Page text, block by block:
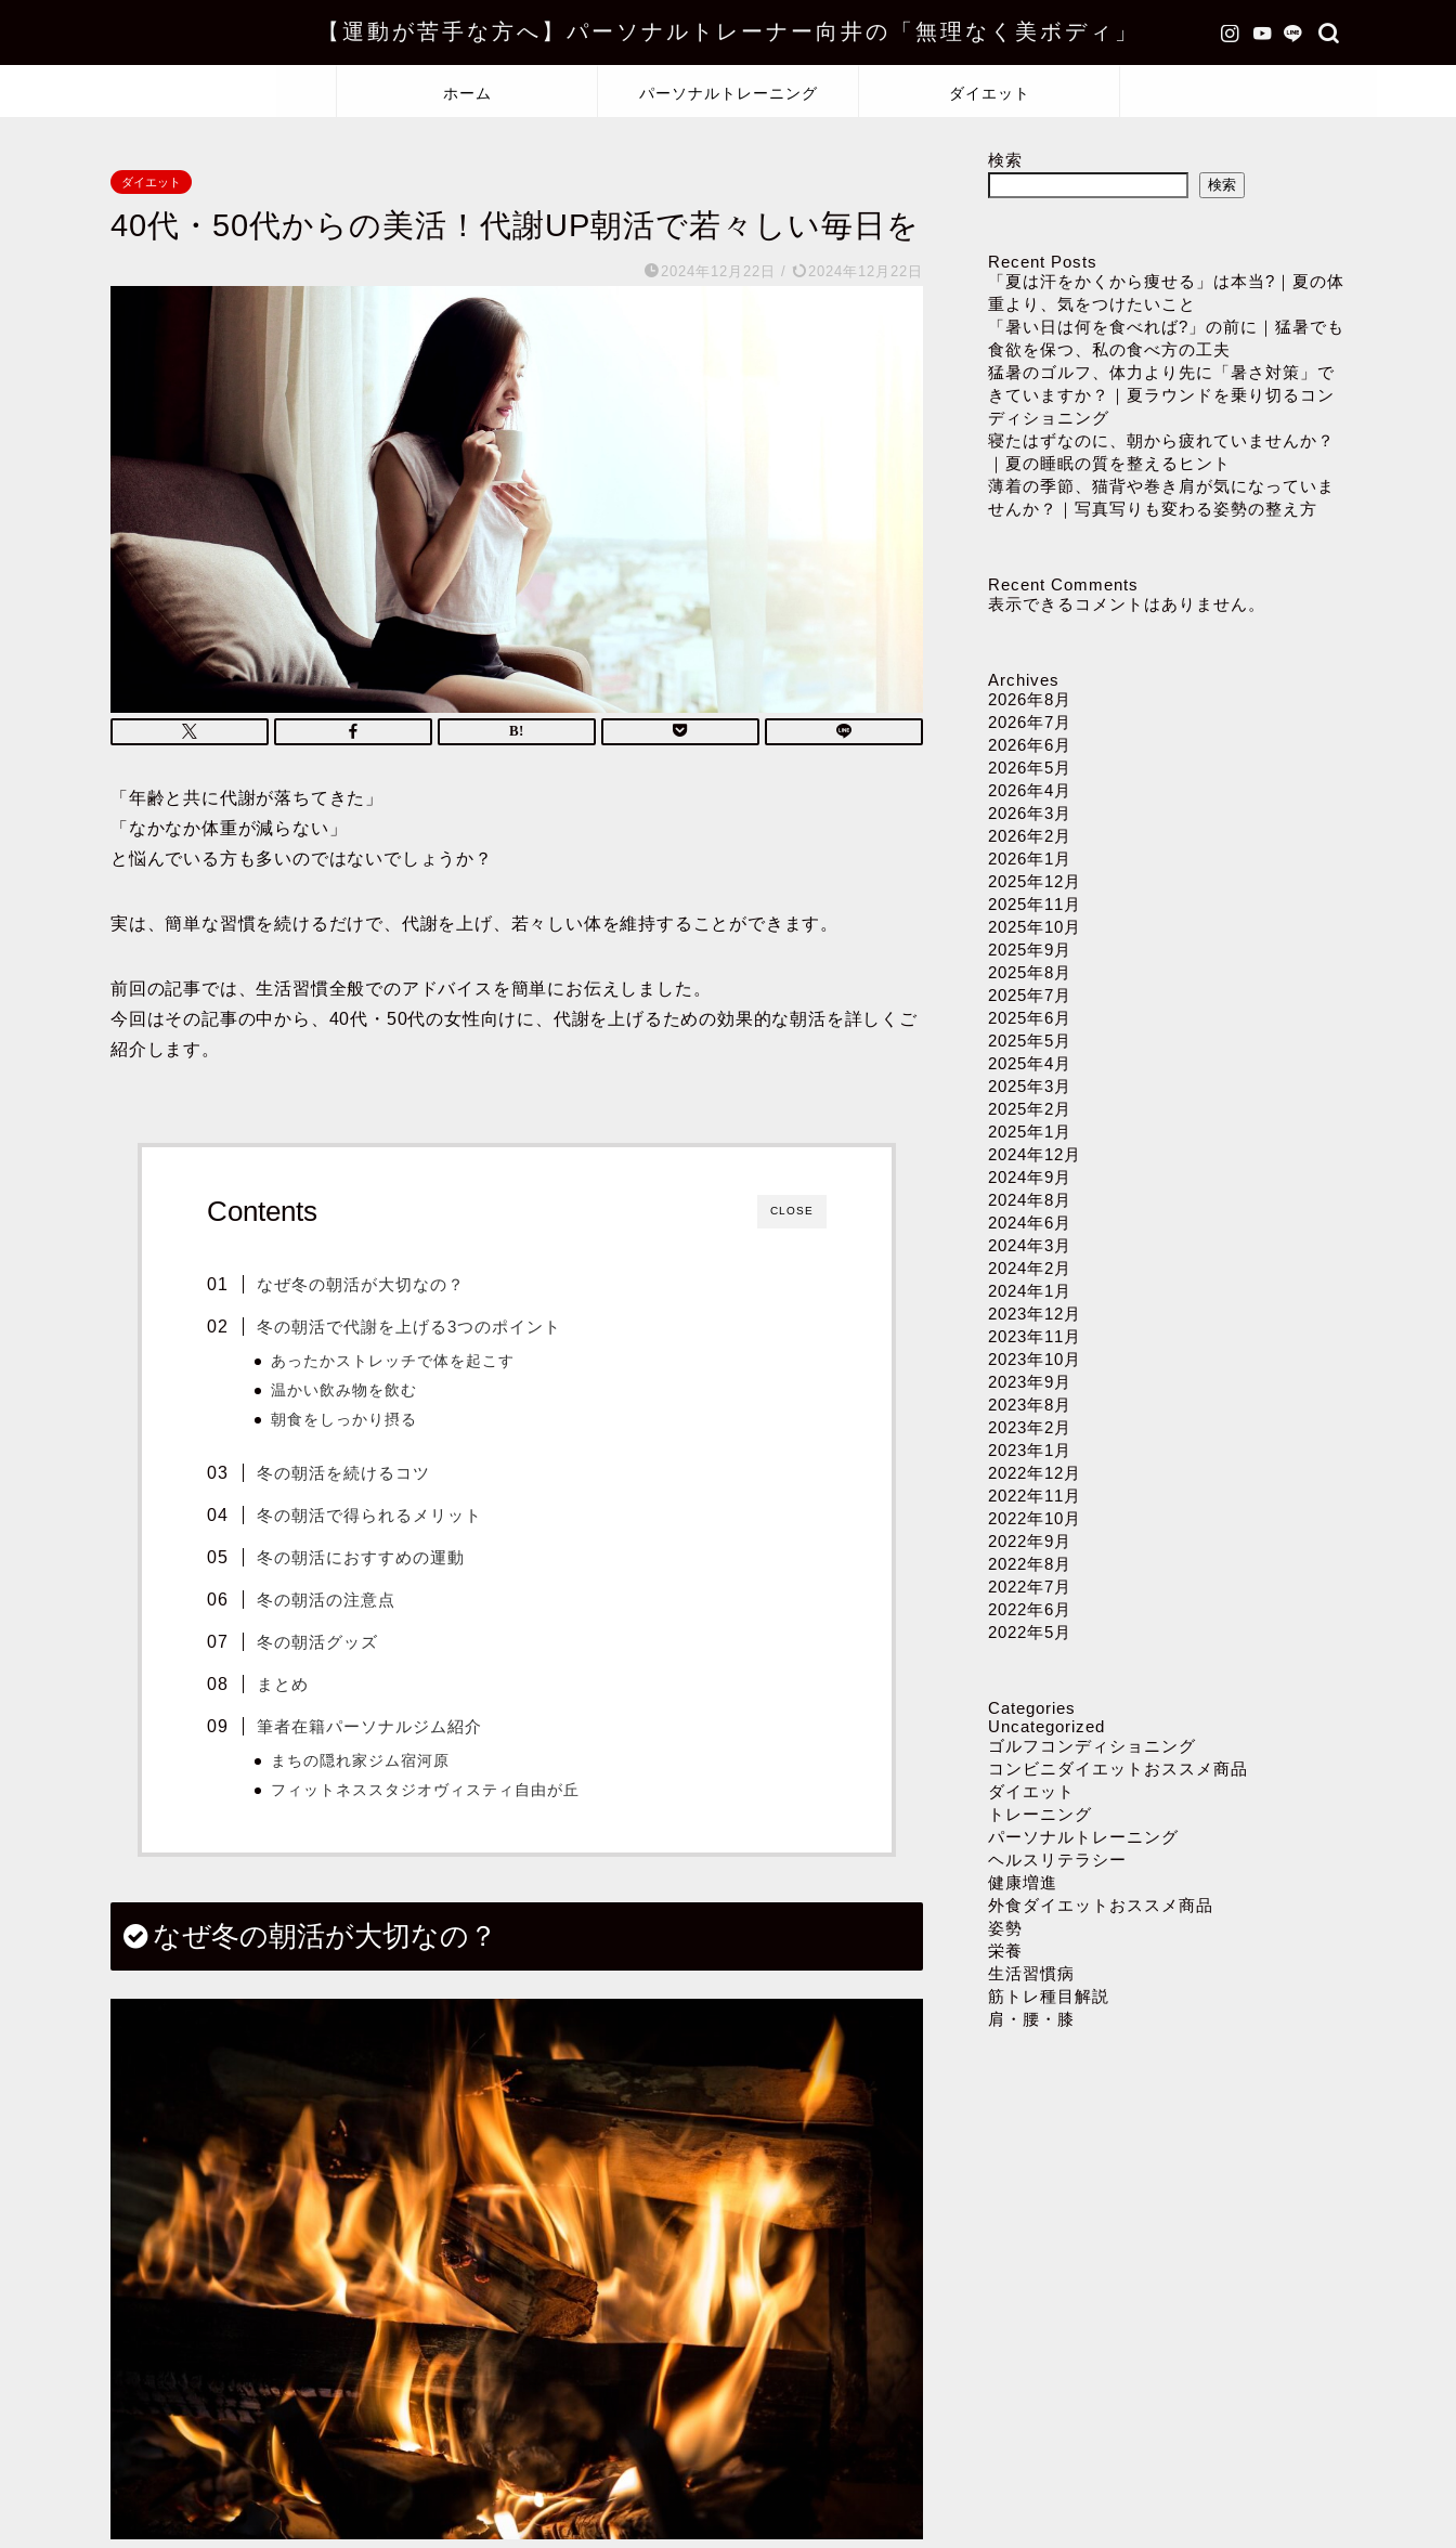
【運動が苦手な方へ】パーソナルトレーナー向井の「無理なく美ボディ」
ホーム パーソナルトレーニング ダイエット
ダイエット
40代・50代からの美活！代謝UP朝活で若々しい毎日を
2024年12月22日 / 2024年12月22日
「年齢と共に代謝が落ちてきた」
「なかなか体重が減らない」
と悩んでいる方も多いのではないでしょうか？
実は、簡単な習慣を続けるだけで、代謝を上げ、若々しい体を維持することができます。
前回の記事では、生活習慣全般でのアドバイスを簡単にお伝えしました。
今回はその記事の中から、40代・50代の女性向けに、代謝を上げるための効果的な朝活を詳しくご
紹介します。
CLOSE
Contents
なぜ冬の朝活が大切なの？
冬の朝活で代謝を上げる3つのポイント
あったかストレッチで体を起こす
温かい飲み物を飲む
朝食をしっかり摂る
冬の朝活を続けるコツ
冬の朝活で得られるメリット
冬の朝活におすすめの運動
冬の朝活の注意点
冬の朝活グッズ
まとめ
筆者在籍パーソナルジム紹介
まちの隠れ家ジム宿河原
フィットネススタジオヴィスティ自由が丘
なぜ冬の朝活が大切なの？
検索
検索
Recent Posts
「夏は汗をかくから痩せる」は本当?｜夏の体
重より、気をつけたいこと
「暑い日は何を食べれば?」の前に｜猛暑でも
食欲を保つ、私の食べ方の工夫
猛暑のゴルフ、体力より先に「暑さ対策」で
きていますか？｜夏ラウンドを乗り切るコン
ディショニング
寝たはずなのに、朝から疲れていませんか？
｜夏の睡眠の質を整えるヒント
薄着の季節、猫背や巻き肩が気になっていま
せんか？｜写真写りも変わる姿勢の整え方
Recent Comments
表示できるコメントはありません。
Archives
2026年8月
2026年7月
2026年6月
2026年5月
2026年4月
2026年3月
2026年2月
2026年1月
2025年12月
2025年11月
2025年10月
2025年9月
2025年8月
2025年7月
2025年6月
2025年5月
2025年4月
2025年3月
2025年2月
2025年1月
2024年12月
2024年9月
2024年8月
2024年6月
2024年3月
2024年2月
2024年1月
2023年12月
2023年11月
2023年10月
2023年9月
2023年8月
2023年2月
2023年1月
2022年12月
2022年11月
2022年10月
2022年9月
2022年8月
2022年7月
2022年6月
2022年5月
Categories
Uncategorized
ゴルフコンディショニング
コンビニダイエットおススメ商品
ダイエット
トレーニング
パーソナルトレーニング
ヘルスリテラシー
健康増進
外食ダイエットおススメ商品
姿勢
栄養
生活習慣病
筋トレ種目解説
肩・腰・膝